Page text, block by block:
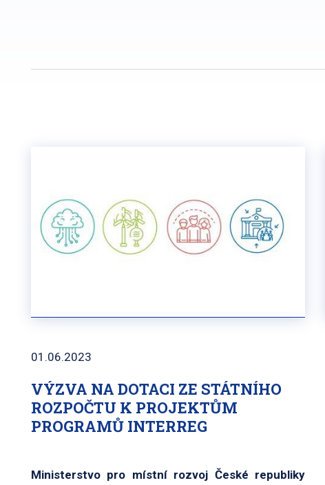
VÝZVA NA DOTACI ZE STÁTNÍHO
ROZPOČTU K PROJEKTŮM
PROGRAMŮ INTERREG
01.06.2023
Ministerstvo pro místní rozvoj České republiky